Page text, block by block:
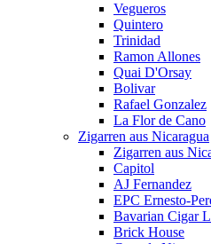
Vegueros
Quintero
Trinidad
Ramon Allones
Quai D'Orsay
Bolivar
Rafael Gonzalez
La Flor de Cano
Zigarren aus Nicaragua
Zigarren aus
Capitol
AJ Fernandez
EPC Ernesto-
Bavarian Cigar
Brick House